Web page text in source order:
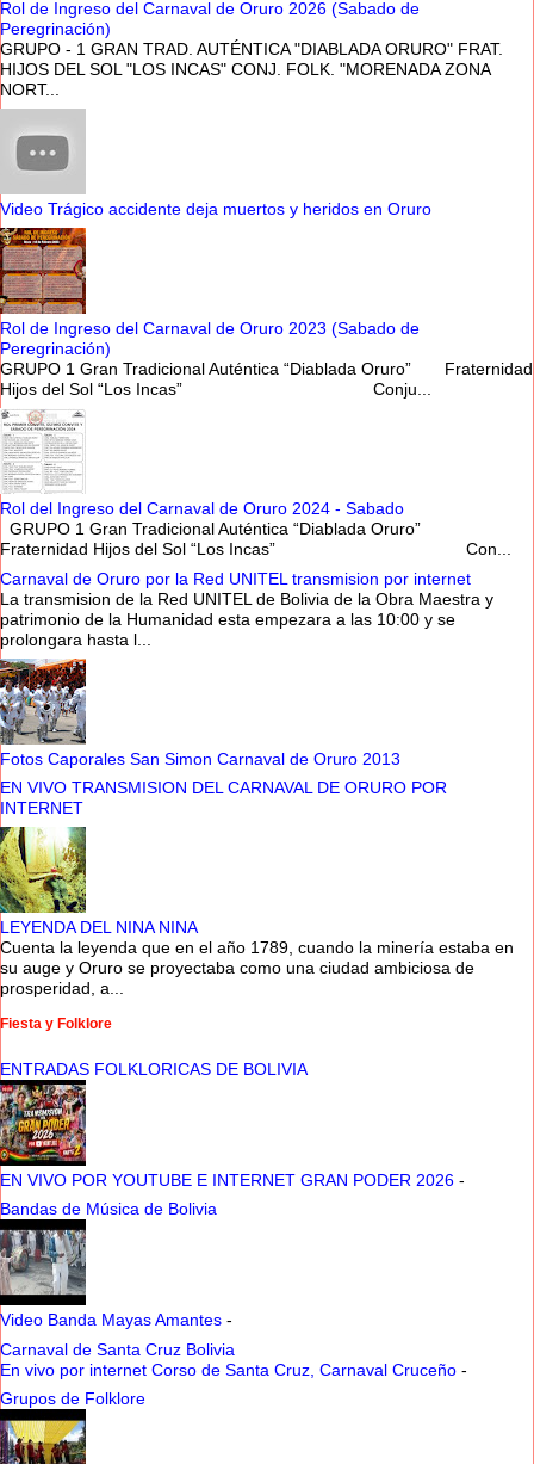
Rol de Ingreso del Carnaval de Oruro 2026 (Sabado de
Peregrinación)
GRUPO - 1 GRAN TRAD. AUTÉNTICA "DIABLADA ORURO" FRAT.
HIJOS DEL SOL "LOS INCAS" CONJ. FOLK. "MORENADA ZONA
NORT...
Video Trágico accidente deja muertos y heridos en Oruro
Rol de Ingreso del Carnaval de Oruro 2023 (Sabado de
Peregrinación)
GRUPO 1 Gran Tradicional Auténtica “Diablada Oruro” Fraternidad
Hijos del Sol “Los Incas” Conju...
Rol del Ingreso del Carnaval de Oruro 2024 - Sabado
GRUPO 1 Gran Tradicional Auténtica “Diablada Oruro”
Fraternidad Hijos del Sol “Los Incas” Con...
Carnaval de Oruro por la Red UNITEL transmision por internet
La transmision de la Red UNITEL de Bolivia de la Obra Maestra y
patrimonio de la Humanidad esta empezara a las 10:00 y se
prolongara hasta l...
Fotos Caporales San Simon Carnaval de Oruro 2013
EN VIVO TRANSMISION DEL CARNAVAL DE ORURO POR
INTERNET
LEYENDA DEL NINA NINA
Cuenta la leyenda que en el año 1789, cuando la minería estaba en
su auge y Oruro se proyectaba como una ciudad ambiciosa de
prosperidad, a...
Fiesta y Folklore
ENTRADAS FOLKLORICAS DE BOLIVIA
EN VIVO POR YOUTUBE E INTERNET GRAN PODER 2026 -
Bandas de Música de Bolivia
Video Banda Mayas Amantes -
Carnaval de Santa Cruz Bolivia
En vivo por internet Corso de Santa Cruz, Carnaval Cruceño -
Grupos de Folklore